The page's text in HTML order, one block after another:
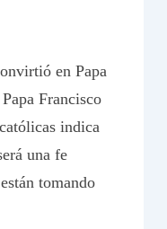
en Papa
Francisco
indica
una fe
tomando